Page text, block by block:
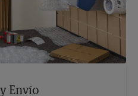
Envío